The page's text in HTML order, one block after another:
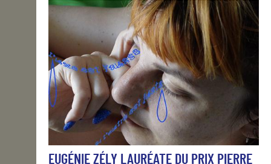
EUGÉNIE ZÉLY LAURÉATE DU PRIX PIERRE